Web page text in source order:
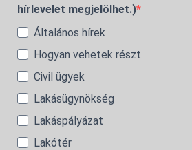
hírlevelet megjelölhet.)
Általános hírek
Hogyan vehetek részt
Civil ügyek
Lakásügynökség
Lakáspályázat
Lakótér